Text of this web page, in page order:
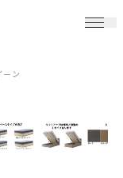
ーン